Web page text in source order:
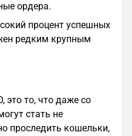
ордера.
процент успешных
редким крупным
это то, что даже со
стать не
проследить кошельки,